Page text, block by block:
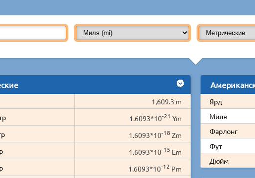
1,609.3 m
1.6093*10-21 Ym
1.6093*10-18 Zm
1.6093*10-15 Em
1.6093*10-12 Pm
Ярд
Миля
Фарлонг
Фут
Дюйм